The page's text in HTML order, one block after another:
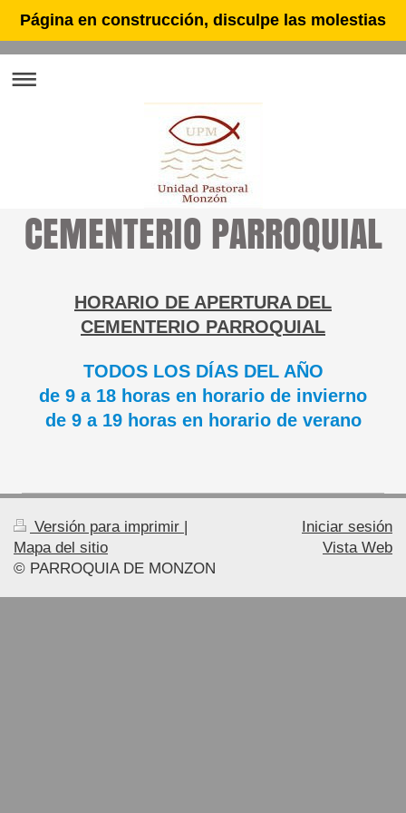
Página en construcción, disculpe las molestias
CEMENTERIO PARROQUIAL
HORARIO DE APERTURA DEL
CEMENTERIO PARROQUIAL
TODOS LOS DÍAS DEL AÑO
de 9 a 18 horas en horario de invierno
de 9 a 19 horas en horario de verano
Versión para imprimir |
Mapa del sitio
© PARROQUIA DE MONZON
Iniciar sesión
Vista Web